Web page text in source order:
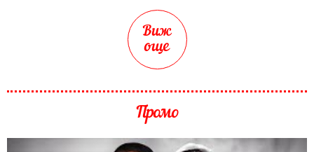
Виж
още
Промо